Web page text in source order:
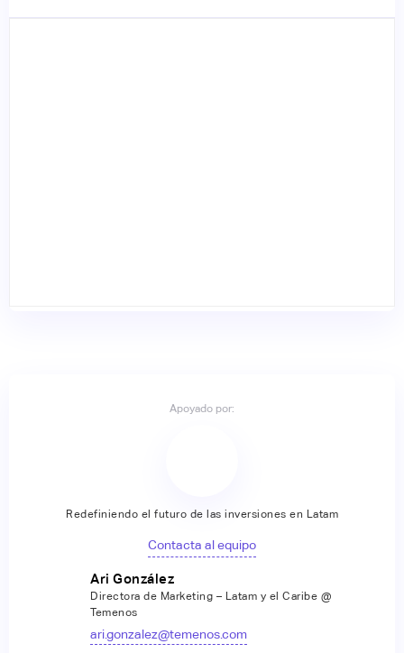
Apoyado por:
Redefiniendo el futuro de las inversiones en Latam
Contacta al equipo
Ari González
Directora de Marketing – Latam y el Caribe @
Temenos
ari.gonzalez@temenos.com